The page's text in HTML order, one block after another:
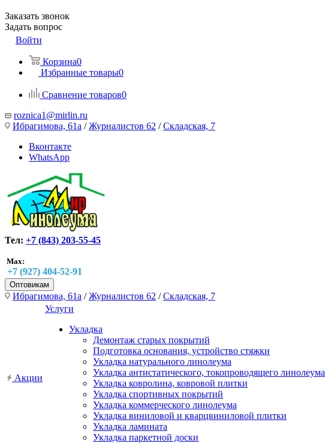
Заказать звонок
Задать вопрос
Войти
Корзина0
Избранные товары0
Сравнение товаров0
roznica1@mirlin.ru
Ибрагимова, 61а /Журналистов 62 /Складская, 7
Вконтакте
WhatsApp
Тел: +7 (843) 203-55-45
Max:
+7 (927) 404-52-91
Оптовикам
Ибрагимова, 61а /Журналистов 62 /Складская, 7
Акции
Услуги
Укладка
Демонтаж старых покрытий
Подготовка основания, устройство стяжки
Укладка натурального линолеума
Укладка антистатического, токопроводящего линолеума
Укладка ковролина, ковровой плитки
Укладка спортивных покрытий
Укладка коммерческого линолеума
Укладка виниловой и кварцвиниловой плитки
Укладка ламината
Укладка паркетной доски